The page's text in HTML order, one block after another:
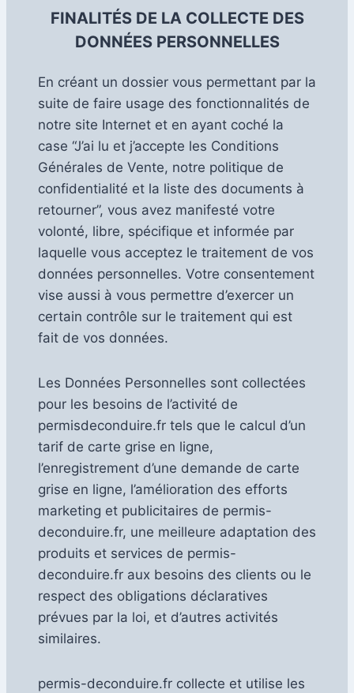
FINALITÉS DE LA COLLECTE DES
DONNÉES PERSONNELLES
En créant un dossier vous permettant par la
suite de faire usage des fonctionnalités de
notre site Internet et en ayant coché la
case “J’ai lu et j’accepte les Conditions
Générales de Vente, notre politique de
confidentialité et la liste des documents à
retourner”, vous avez manifesté votre
volonté, libre, spécifique et informée par
laquelle vous acceptez le traitement de vos
données personnelles. Votre consentement
vise aussi à vous permettre d’exercer un
certain contrôle sur le traitement qui est
fait de vos données.
Les Données Personnelles sont collectées
pour les besoins de l’activité de
permisdeconduire.fr tels que le calcul d’un
tarif de carte grise en ligne,
l’enregistrement d’une demande de carte
grise en ligne, l’amélioration des efforts
marketing et publicitaires de permis-
deconduire.fr, une meilleure adaptation des
produits et services de permis-
deconduire.fr aux besoins des clients ou le
respect des obligations déclaratives
prévues par la loi, et d’autres activités
similaires.
permis-deconduire.fr collecte et utilise les